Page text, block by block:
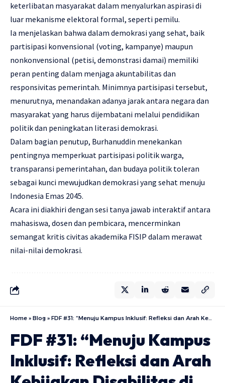
keterlibatan masyarakat dalam menyalurkan aspirasi di
luar mekanisme elektoral formal, seperti pemilu.
Ia menjelaskan bahwa dalam demokrasi yang sehat, baik
partisipasi konvensional (voting, kampanye) maupun
nonkonvensional (petisi, demonstrasi damai) memiliki
peran penting dalam menjaga akuntabilitas dan
responsivitas pemerintah. Minimnya partisipasi tersebut,
menurutnya, menandakan adanya jarak antara negara dan
masyarakat yang harus dijembatani melalui pendidikan
politik dan peningkatan literasi demokrasi.
Dalam bagian penutup, Burhanuddin menekankan
pentingnya memperkuat partisipasi politik warga,
transparansi pemerintahan, dan budaya politik toleran
sebagai kunci mewujudkan demokrasi yang sehat menuju
Indonesia Emas 2045.
Acara ini diakhiri dengan sesi tanya jawab interaktif antara
mahasiswa, dosen dan pembicara, mencerminkan
semangat kritis civitas akademika FISIP dalam merawat
nilai-nilai demokrasi.
Home » Blog » FDF #31: “Menuju Kampus Inklusif: Refleksi dan Arah Kebijakan Disabilitas di Perguruan Tinggi”
FDF #31: “Menuju Kampus
Inklusif: Refleksi dan Arah